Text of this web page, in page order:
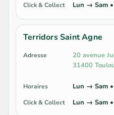
Click & Collect Lun → Sam
Terridors Saint Agne
Adresse
20 avenue
31400
Horaires Lun → Sam
Click & Collect Lun → Sam